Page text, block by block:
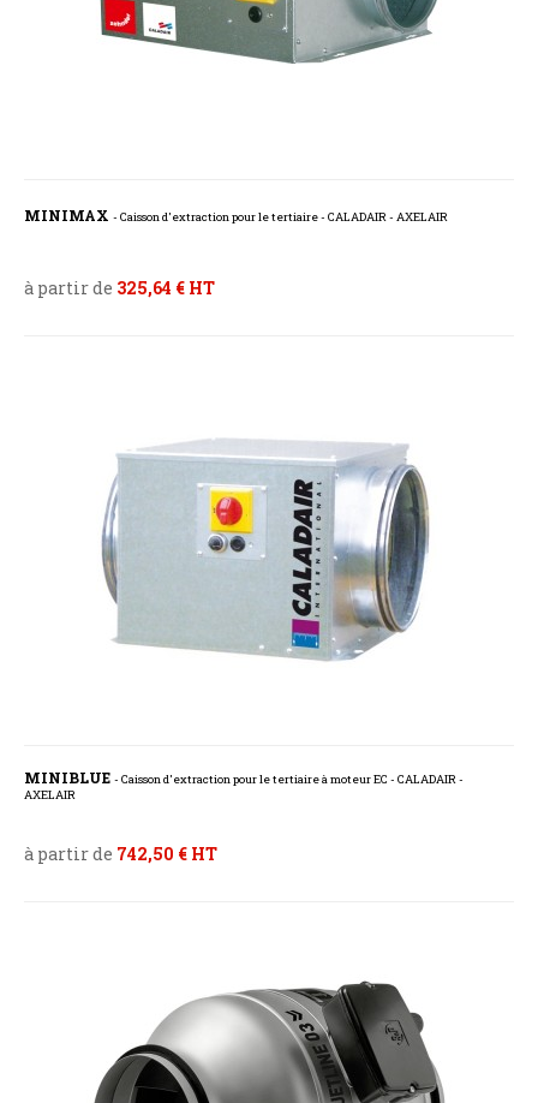
MINIMAX - Caisson d'extraction pour le tertiaire - CALADAIR - AXELAIR
à partir de 325,64 € HT
MINIBLUE - Caisson d'extraction pour le tertiaire à moteur EC - CALADAIR -
AXELAIR
à partir de 742,50 € HT